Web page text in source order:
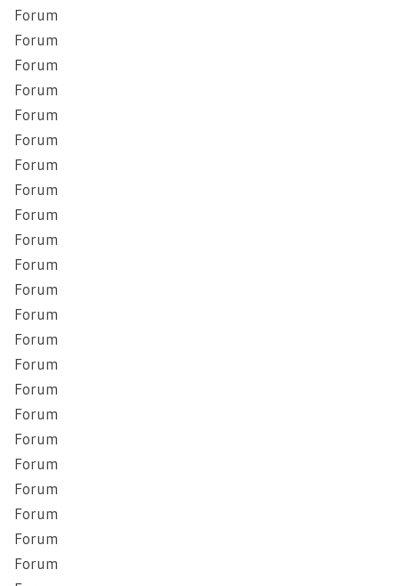
Forum
Forum
Forum
Forum
Forum
Forum
Forum
Forum
Forum
Forum
Forum
Forum
Forum
Forum
Forum
Forum
Forum
Forum
Forum
Forum
Forum
Forum
Forum